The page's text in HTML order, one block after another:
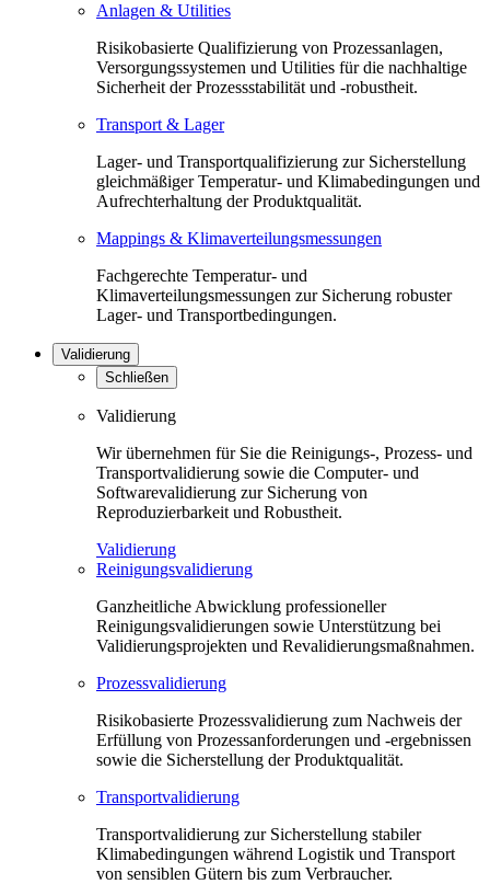
Anlagen & Utilities
Risikobasierte Qualifizierung von Prozessanlagen,
Versorgungssystemen und Utilities für die nachhaltige
Sicherheit der Prozessstabilität und -robustheit.
Transport & Lager
Lager- und Transportqualifizierung zur Sicherstellung
gleichmäßiger Temperatur- und Klimabedingungen und
Aufrechterhaltung der Produktqualität.
Mappings & Klimaverteilungsmessungen
Fachgerechte Temperatur- und
Klimaverteilungsmessungen zur Sicherung robuster
Lager- und Transportbedingungen.
Validierung
Schließen
Validierung
Wir übernehmen für Sie die Reinigungs-, Prozess- und
Transportvalidierung sowie die Computer- und
Softwarevalidierung zur Sicherung von
Reproduzierbarkeit und Robustheit.
Validierung
Reinigungsvalidierung
Ganzheitliche Abwicklung professioneller
Reinigungsvalidierungen sowie Unterstützung bei
Validierungsprojekten und Revalidierungsmaßnahmen.
Prozessvalidierung
Risikobasierte Prozessvalidierung zum Nachweis der
Erfüllung von Prozessanforderungen und -ergebnissen
sowie die Sicherstellung der Produktqualität.
Transportvalidierung
Transportvalidierung zur Sicherstellung stabiler
Klimabedingungen während Logistik und Transport
von sensiblen Gütern bis zum Verbraucher.